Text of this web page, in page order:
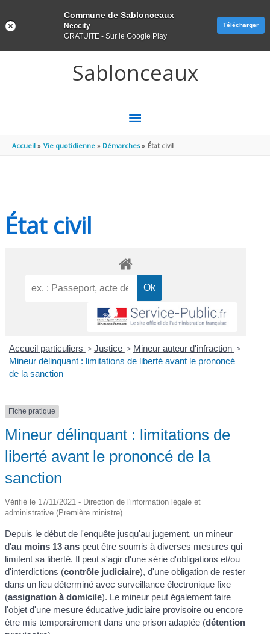
Sablonceaux
MENU
PRINCIPAL
Accueil Vie quotidienne Démarches État civil
État civil
Accueil particuliers > Justice > Mineur auteur d'infraction >
Mineur délinquant : limitations de liberté avant le prononcé
de la sanction
Fiche pratique
Mineur délinquant : limitations de
liberté avant le prononcé de la
sanction
Vérifié le 17/11/2021 - Direction de l'information légale et
administrative (Première ministre)
Depuis le début de l'enquête jusqu'au jugement, un mineur
d'au moins 13 ans peut être soumis à diverses mesures qui
limitent sa liberté. Il peut s'agir d'une série d'obligations et/ou
d'interdictions (contrôle judiciaire), d'une obligation de rester
dans un lieu déterminé avec surveillance électronique fixe
(assignation à domicile). Le mineur peut également faire
l'objet d'une mesure éducative judiciaire provisoire ou encore
être mis temporairement dans une prison adaptée (détention
Commune de Sablonceaux
Neocity
GRATUITE - Sur le Google Play
Télécharger